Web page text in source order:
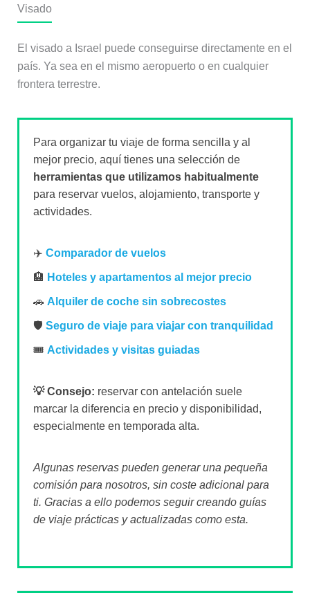
Visado
El visado a Israel puede conseguirse directamente en el
país. Ya sea en el mismo aeropuerto o en cualquier
frontera terrestre.
Para organizar tu viaje de forma sencilla y al
mejor precio, aquí tienes una selección de
herramientas que utilizamos habitualmente
para reservar vuelos, alojamiento, transporte y
actividades.
✈️ Comparador de vuelos
🏨 Hoteles y apartamentos al mejor precio
🚗 Alquiler de coche sin sobrecostes
🛡️ Seguro de viaje para viajar con tranquilidad
🎟️ Actividades y visitas guiadas
💡 Consejo: reservar con antelación suele
marcar la diferencia en precio y disponibilidad,
especialmente en temporada alta.
Algunas reservas pueden generar una pequeña
comisión para nosotros, sin coste adicional para
ti. Gracias a ello podemos seguir creando guías
de viaje prácticas y actualizadas como esta.